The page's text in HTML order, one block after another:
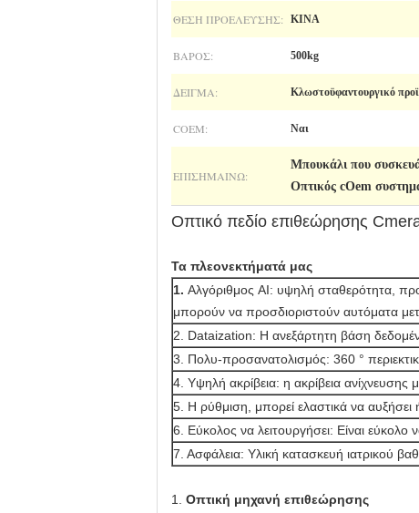
ΘΈΣΗ ΠΡΟΈΛΕΥΣΗΣ: ΚΙΝΑ
ΒΆΡΟΣ: 500kg
ΔΕΊΓΜΑ: Κλωστοϋφαντουργικό
COEM: Ναι
ΕΠΙΣΗΜΑΊΝΩ:
Μπουκάλι που
Οπτικός cOem
Οπτικό πεδίο επιθεώρησης
Τα πλεονεκτήματά μας
1. Αλγόριθμος AI: υψηλή σταθερότητα,
μπορούν να προσδιοριστούν αυτόματα
2. Dataization: Η ανεξάρτητη βάση
3. Πολυ-προσανατολισμός: 360 °
4. Υψηλή ακρίβεια: η ακρίβεια ανίχνευσης
5. Η ρύθμιση, μπορεί ελαστικά να αυξήσει
6. Εύκολος να λειτουργήσει: Είναι εύκολο
7. Ασφάλεια: Υλική κατασκευή ιατρικού
1. Οπτική μηχανή επιθεώρησης